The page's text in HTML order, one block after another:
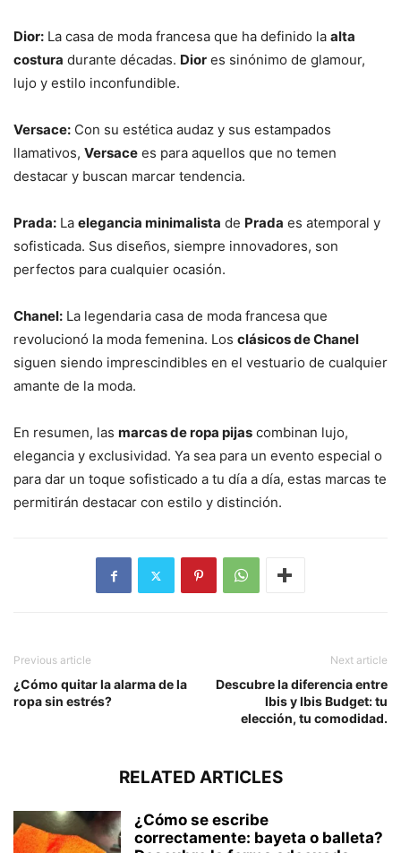
Dior: La casa de moda francesa que ha definido la alta
costura durante décadas. Dior es sinónimo de glamour,
lujo y estilo inconfundible.
Versace: Con su estética audaz y sus estampados
llamativos, Versace es para aquellos que no temen
destacar y buscan marcar tendencia.
Prada: La elegancia minimalista de Prada es atemporal y
sofisticada. Sus diseños, siempre innovadores, son
perfectos para cualquier ocasión.
Chanel: La legendaria casa de moda francesa que
revolucionó la moda femenina. Los clásicos de Chanel
siguen siendo imprescindibles en el vestuario de cualquier
amante de la moda.
En resumen, las marcas de ropa pijas combinan lujo,
elegancia y exclusividad. Ya sea para un evento especial o
para dar un toque sofisticado a tu día a día, estas marcas te
permitirán destacar con estilo y distinción.
Previous article
¿Cómo quitar la alarma de la
ropa sin estrés?
Next article
Descubre la diferencia entre
Ibis y Ibis Budget: tu
elección, tu comodidad.
RELATED ARTICLES
¿Cómo se escribe
correctamente: bayeta o balleta?